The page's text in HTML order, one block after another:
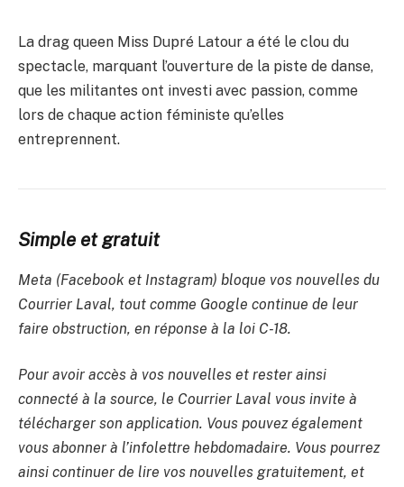
La drag queen Miss Dupré Latour a été le clou du
spectacle, marquant l’ouverture de la piste de danse,
que les militantes ont investi avec passion, comme
lors de chaque action féministe qu’elles
entreprennent.
Simple et gratuit
Meta (Facebook et Instagram) bloque vos nouvelles du
Courrier Laval, tout comme Google continue de leur
faire obstruction, en réponse à la loi C-18.
Pour avoir accès à vos nouvelles et rester ainsi
connecté à la source, le Courrier Laval vous invite à
télécharger son application. Vous pouvez également
vous abonner à l’infolettre hebdomadaire. Vous pourrez
ainsi continuer de lire vos nouvelles gratuitement, et